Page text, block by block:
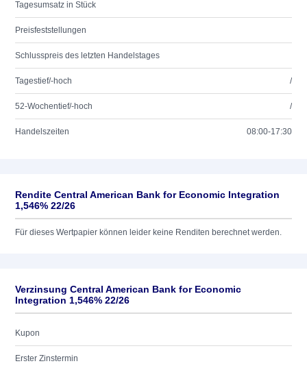
Tagesumsatz in Stück
Preisfeststellungen
Schlusspreis des letzten Handelstages
Tagestief/-hoch /
52-Wochentief/-hoch /
Handelszeiten 08:00-17:30
Rendite Central American Bank for Economic Integration
1,546% 22/26
Für dieses Wertpapier können leider keine Renditen berechnet werden.
Verzinsung Central American Bank for Economic
Integration 1,546% 22/26
Kupon
Erster Zinstermin